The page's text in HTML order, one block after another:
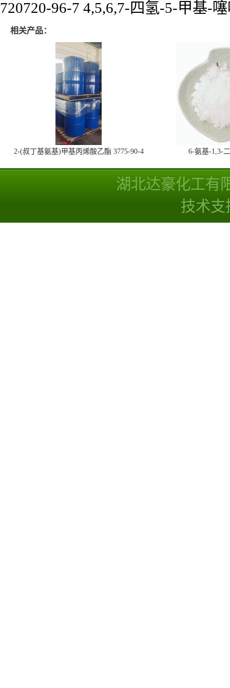
720720-96-7 4,5,6,7-四氢-5-甲基-
相关产品：
2-(叔丁基氨基)甲基丙烯酸乙酯 3775-90-4 6-氨基-1,3-
湖北达豪化工有
技术